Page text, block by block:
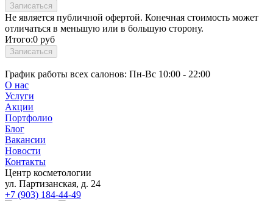
Записаться
Не является публичной офертой. Конечная стоимость может
отличаться в меньшую или в большую сторону.
Итого:0 руб
Записаться
График работы всех салонов: Пн-Вс 10:00 - 22:00
О нас
Услуги
Акции
Портфолио
Блог
Вакансии
Новости
Контакты
Центр косметологии
ул. Партизанская, д. 24
+7 (903) 184-44-49